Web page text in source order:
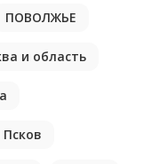
ПОВОЛЖЬЕ
и область
Псков